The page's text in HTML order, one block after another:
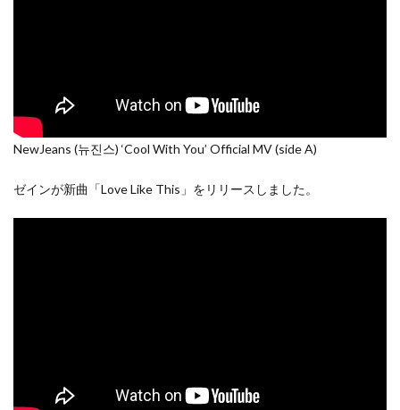
NewJeans (뉴진스) ‘Cool With You’ Official MV (side A)
ゼインが新曲「Love Like This」をリリースしました。